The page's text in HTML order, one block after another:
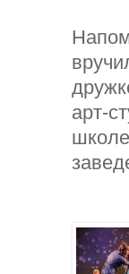
арт-